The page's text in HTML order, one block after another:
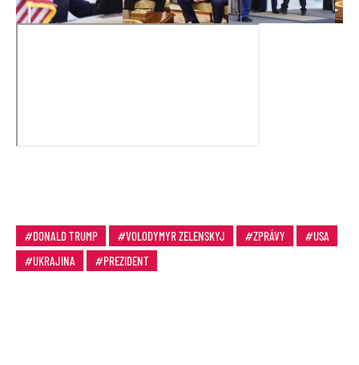
DONALD TRUMP VOLODYMYR ZELENSKYJ ZPRÁVY
USA
UKRAJINA
PREZIDENT